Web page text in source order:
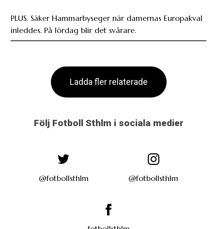
PLUS. Säker Hammarbyseger när damernas Europakval
inleddes. På lördag blir det svårare.
Ladda fler relaterade
Följ Fotboll Sthlm i sociala medier
@fotbollsthlm @fotbollsthlm